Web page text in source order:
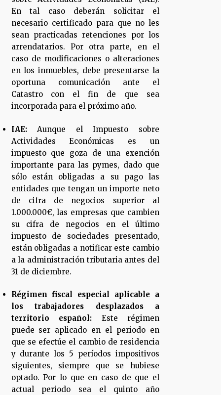
En tal caso deberán solicitar el
necesario certificado para que no les
sean practicadas retenciones por los
arrendatarios. Por otra parte, en el
caso de modificaciones o alteraciones
en los inmuebles, debe presentarse la
oportuna comunicación ante el
Catastro con el fin de que sea
incorporada para el próximo año.
IAE:Aunque el Impuesto sobre
Actividades Económicas es un
impuesto que goza de una exención
importante para las pymes, dado que
sólo están obligadas a su pago las
entidades que tengan un importe neto
de cifra de negocios superior al
1.000.000€, las empresas que cambien
su cifra de negocios en el último
impuesto de sociedades presentado,
están obligadas a notificar este cambio
a la administración tributaria antes del
31 de diciembre.
Régimen fiscal especial aplicable a
los trabajadores desplazados a
territorio español: Este régimen
puede ser aplicado en el periodo en
que se efectúe el cambio de residencia
y durante los 5 períodos impositivos
siguientes, siempre que se hubiese
optado. Por lo que en caso de que el
actual periodo sea el quinto año